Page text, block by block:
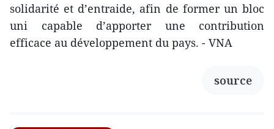
solidarité et d’entraide, afin de former un bloc
uni capable d’apporter une contribution
efficace au développement du pays. - VNA
source